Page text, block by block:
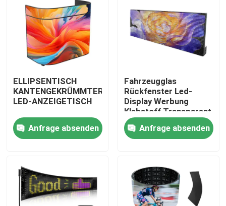
Produkte
ELLIPSENTISCH
KANTENGEKRÜMMTER
LED-ANZEIGETISCH
Anfrage absenden
Fahrzeugglas
Rückfenster Led-
Display Werbung
Klebstoff Transparent
Vollfarbe WLAN 4G
Display Board Taxi
Rückfenster
Anfrage absenden